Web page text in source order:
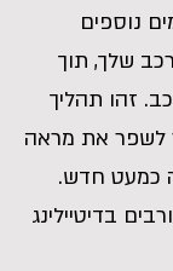
נוספים
שלך, תוך
זהו תהליך
לשפר את מראה
כמעט חדש.
בדיטיילינג